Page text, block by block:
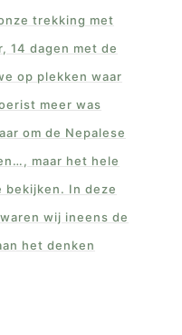
trekking met
14 dagen met de
op plekken waar
meer was
om de Nepalese
maar het hele
bekijken. In deze
wij ineens de
het denken